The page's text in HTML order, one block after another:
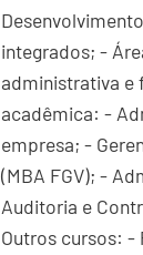
integrados; -
administrativa e
acadêmica: -
empresa; -
(MBA FGV); -
Auditoria e
Outros cursos: